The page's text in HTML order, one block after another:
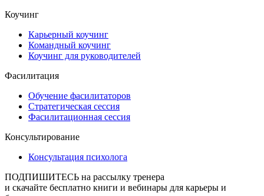
Коучинг
Карьерный коучинг
Командный коучинг
Коучинг для руководителей
Фасилитация
Обучение фасилитаторов
Стратегическая сессия
Фасилитационная сессия
Консультирование
Консультация психолога
ПОДПИШИТЕСЬ на рассылку тренера
и скачайте бесплатно книги и вебинары для карьеры и